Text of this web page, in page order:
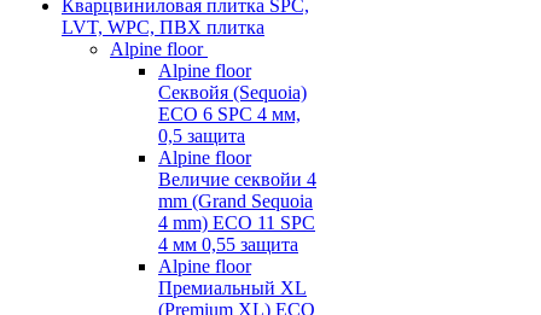
Кварцвиниловая плитка SPC,
LVT, WPC, ПВХ плитка
Alpine floor
Alpine floor
Секвойя (Sequoia)
ECO 6 SPC 4 мм,
0,5 защита
Alpine floor
Величие секвойи 4
mm (Grand Sequoia
4 mm) ECO 11 SPC
4 мм 0,55 защита
Alpine floor
Премиальный XL
(Premium XL) ECO